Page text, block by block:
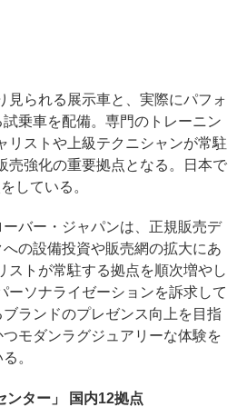
られる展示車と、実際にパフォ
乗車を配備。専門のトレーニン
リストや上級テクニシャンが常駐
売強化の重要拠点となる。日本で
している。
バー・ジャパンは、正規販売デ
の設備投資や販売網の拡大にあ
ストが常駐する拠点を順次増やし
ーソナライゼーションを訴求して
ランドのプレゼンス向上を目指
モダンラグジュアリーな体験を
。
ンター」 国内12拠点